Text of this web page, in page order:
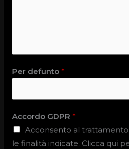
Per defunto*
Accordo GDPR*
Acconsento al
le finalità indicate. Clicca qui